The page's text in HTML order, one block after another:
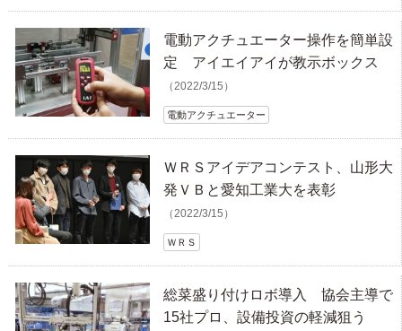
電動アクチュエーター操作を簡単設
定 アイエイアイが教示ボックス
（2022/3/15）
電動アクチュエーター
ＷＲＳアイデアコンテスト、山形大
発ＶＢと愛知工業大を表彰
（2022/3/15）
ＷＲＳ
総菜盛り付けロボ導入 協会主導で
15社プロ、設備投資の軽減狙う